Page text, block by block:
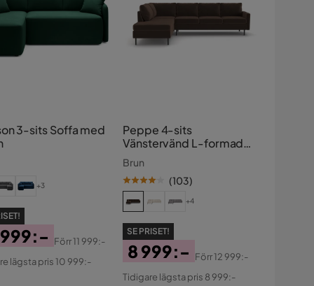
3-sits Soffa med
+3
999:-
Förr11 999:-
lägsta pris 10 999:-
Peppe 4-sits
Vänstervänd L-formad
Schäslongsoffa i
Manchester
Brun
(103)
+4
SE PRISET!
Pris
8 999:-
Original
Förr12 999:-
Tidigare lägsta pris 8 999:-